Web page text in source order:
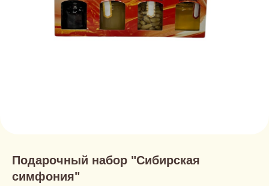
Подарочный набор "Сибирская
симфония"